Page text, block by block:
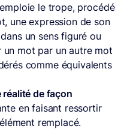
le trope, procédé
une expression de son
un sens figuré ou
un mot par un autre mot
comme équivalents
réalité de façon
en faisant ressortir
remplacé.